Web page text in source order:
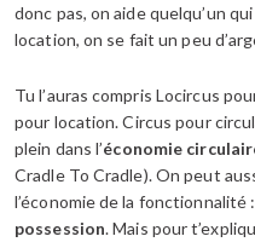
donc pas, on aide quelqu’un
location, on se fait un peu
Tu l’auras compris Locircus
pour location. Circus pour
plein dans l’économie
Cradle To Cradle). On peut
l’économie de la fonctionnalité :
possession. Mais pour